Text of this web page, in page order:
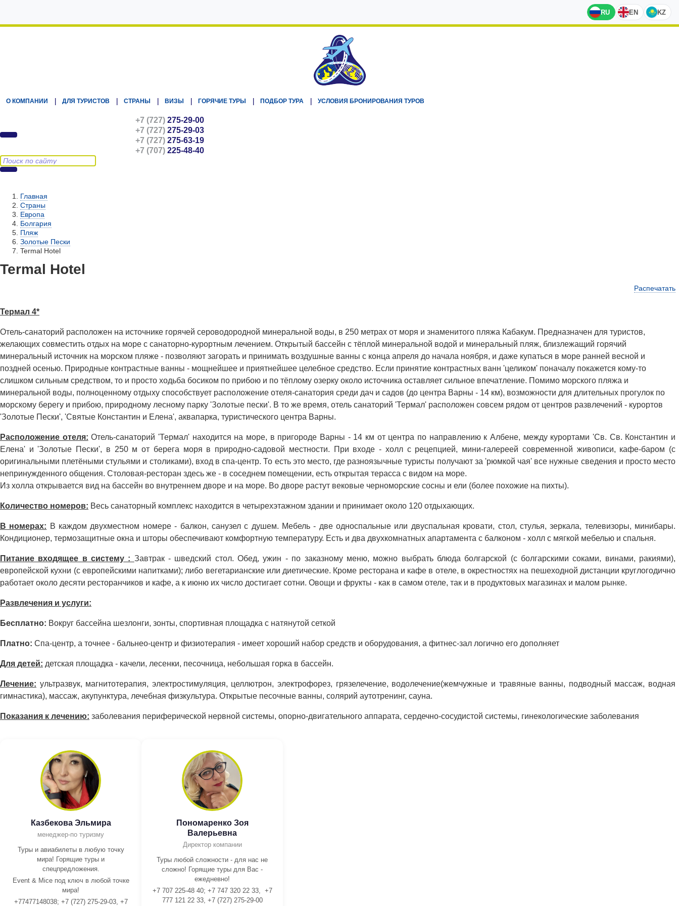
RU EN KZ
О КОМПАНИИ ДЛЯ ТУРИСТОВ СТРАНЫ ВИЗЫ ГОРЯЧИЕ ТУРЫ ПОДБОР ТУРА УСЛОВИЯ БРОНИРОВАНИЯ ТУРОВ
+7 (727) 275-29-00
+7 (727) 275-29-03
+7 (727) 275-63-19
+7 (707) 225-48-40
Главная
Страны
Европа
Болгария
Пляж
Золотые Пески
Termal Hotel
Termal Hotel
Распечатать
Термал 4*
Отель-санаторий расположен на источнике горячей сероводородной минеральной воды, в 250 метрах от моря и знаменитого пляжа Кабакум. Предназначен для туристов,
желающих совместить отдых на море с санаторно-курортным лечением. Открытый бассейн с тёплой минеральной водой и минеральный пляж, близлежащий горячий
минеральный источник на морском пляже - позволяют загорать и принимать воздушные ванны с конца апреля до начала ноября, и даже купаться в море ранней весной и
поздней осенью. Природные контрастные ванны - мощнейшее и приятнейшее целебное средство. Если принятие контрастных ванн 'целиком' поначалу покажется кому-то
слишком сильным средством, то и просто ходьба босиком по прибою и по тёплому озерку около источника оставляет сильное впечатление. Помимо морского пляжа и
минеральной воды, полноценному отдыху способствует расположение отеля-санатория среди дач и садов (до центра Варны - 14 км), возможности для длительных прогулок по
морскому берегу и прибою, природному лесному парку 'Золотые пески'. В то же время, отель санаторий 'Термал' расположен совсем рядом от центров развлечений - курортов
'Золотые Пески', 'Святые Константин и Елена', аквапарка, туристического центра Варны.
Расположение отеля: Отель-санаторий 'Термал' находится на море, в пригороде Варны - 14 км от центра по направлению к Албене, между курортами 'Св. Св. Константин и
Елена' и 'Золотые Пески', в 250 м от берега моря в природно-садовой местности. При входе - холл с рецепцией, мини-галереей современной живописи, кафе-баром (с
оригинальными плетёными стульями и столиками), вход в спа-центр. То есть это место, где разноязычные туристы получают за 'рюмкой чая' все нужные сведения и просто место
непринужденного общения. Столовая-ресторан здесь же - в соседнем помещении, есть открытая терасса с видом на море.
Из холла открывается вид на бассейн во внутреннем дворе и на море. Во дворе растут вековые черноморские сосны и ели (более похожие на пихты).
Количество номеров: Весь санаторный комплекс находится в четырехэтажном здании и принимает около 120 отдыхающих.
В номерах: В каждом двухместном номере - балкон, санузел с душем. Мебель - две односпальные или двуспальная кровати, стол, стулья, зеркала, телевизоры, минибары.
Кондиционер, термозащитные окна и шторы обеспечивают комфортную температуру. Есть и два двухкомнатных апартамента с балконом - холл с мягкой мебелью и спальня.
Питание входящее в систему : Завтрак - шведский стол. Обед, ужин - по заказному меню, можно выбрать блюда болгарской (с болгарскими соками, винами, ракиями),
европейской кухни (с европейскими напитками); либо вегетарианские или диетические. Кроме ресторана и кафе в отеле, в окрестностях на пешеходной дистанции круглогодично
работает около десяти ресторанчиков и кафе, а к июню их число достигает сотни. Овощи и фрукты - как в самом отеле, так и в продуктовых магазинах и малом рынке.
Развлечения и услуги:
Бесплатно: Вокруг бассейна шезлонги, зонты, спортивная площадка с натянутой сеткой
Платно: Спа-центр, а точнее - бальнео-центр и физиотерапия - имеет хороший набор средств и оборудования, а фитнес-зал логично его дополняет
Для детей: детская площадка - качели, лесенки, песочница, небольшая горка в бассейн.
Лечение: ультразвук, магнитотерапия, электростимуляция, целлютрон, электрофорез, грязелечение, водолечение(жемчужные и травяные ванны, подводный массаж, водная
гимнастика), массаж, акупунктура, лечебная физкультура. Открытые песочные ванны, солярий аутотренинг, сауна.
Показания к лечению: заболевания периферической нервной системы, опорно-двигательного аппарата, сердечно-сосудистой системы, гинекологические заболевания
Казбекова Эльмира
менеджер-по туризму
Туры и авиабилеты в любую точку
мира! Горящие туры и
спецпредложения.
Event & Mice под ключ в любой точке
мира!
+77477148038; +7 (727) 275-29-03, +7
Пономаренко Зоя
Валерьевна
Директор компании
Туры любой сложности - для нас не
сложно! Горящие туры для Вас -
ежедневно!
+7 707 225-48 40; +7 747 320 22 33, +7
777 121 22 33, +7 (727) 275-29-00